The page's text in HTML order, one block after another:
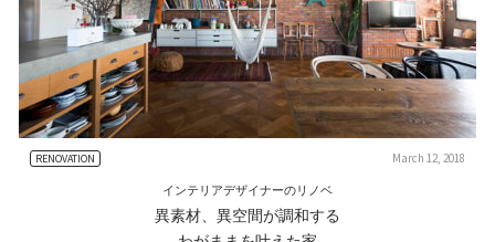
RENOVATION March 12, 2018
インテリアデザイナーのリノベ
異素材、異空間が調和する